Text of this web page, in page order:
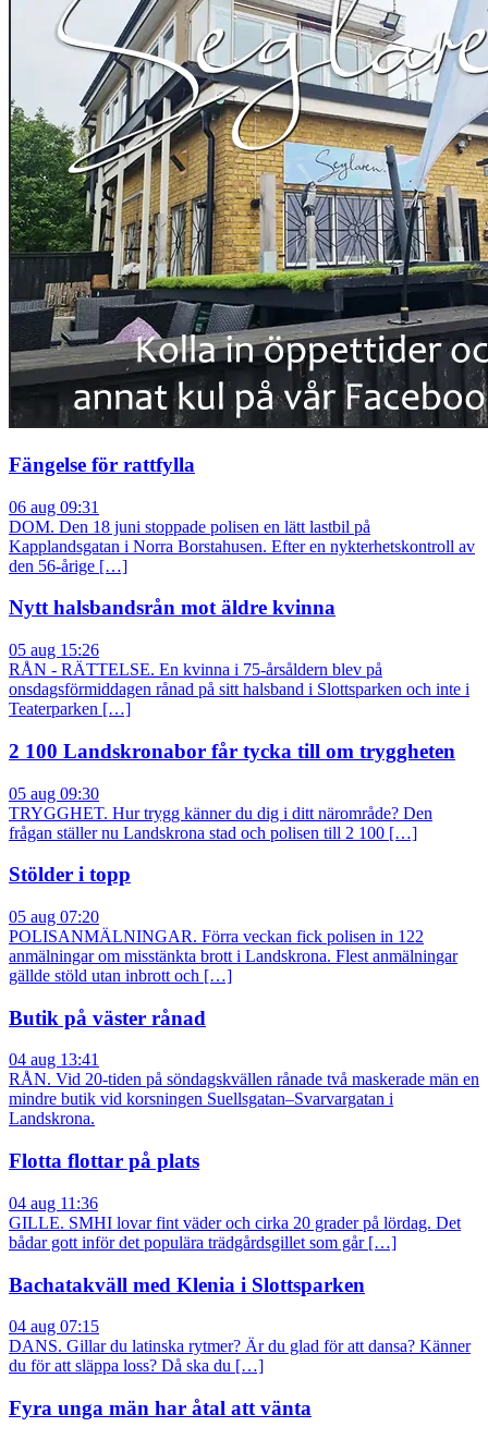
Fängelse för rattfylla
06 aug 09:31
DOM. Den 18 juni stoppade polisen en lätt lastbil på
Kapplandsgatan i Norra Borstahusen. Efter en nykterhetskontroll av
den 56-årige […]
Nytt halsbandsrån mot äldre kvinna
05 aug 15:26
RÅN - RÄTTELSE. En kvinna i 75-årsåldern blev på
onsdagsförmiddagen rånad på sitt halsband i Slottsparken och inte i
Teaterparken […]
2 100 Landskronabor får tycka till om tryggheten
05 aug 09:30
TRYGGHET. Hur trygg känner du dig i ditt närområde? Den
frågan ställer nu Landskrona stad och polisen till 2 100 […]
Stölder i topp
05 aug 07:20
POLISANMÄLNINGAR. Förra veckan fick polisen in 122
anmälningar om misstänkta brott i Landskrona. Flest anmälningar
gällde stöld utan inbrott och […]
Butik på väster rånad
04 aug 13:41
RÅN. Vid 20-tiden på söndagskvällen rånade två maskerade män en
mindre butik vid korsningen Suellsgatan–Svarvargatan i
Landskrona.
Flotta flottar på plats
04 aug 11:36
GILLE. SMHI lovar fint väder och cirka 20 grader på lördag. Det
bådar gott inför det populära trädgårdsgillet som går […]
Bachatakväll med Klenia i Slottsparken
04 aug 07:15
DANS. Gillar du latinska rytmer? Är du glad för att dansa? Känner
du för att släppa loss? Då ska du […]
Fyra unga män har åtal att vänta